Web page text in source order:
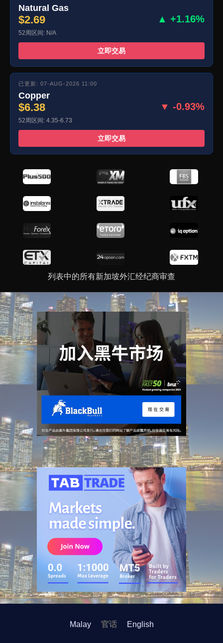
Natural Gas
$2.69 ▲ +1.16%
52周区间: N/A
立即交易
已更新: 07-AUG-2026 11:00
Copper
$6.38 ▼ -0.93%
52周区间: 4.35-6.73
立即交易
列表中的所有新加坡外汇经纪商审查
广告
广告
Malay 官话 English